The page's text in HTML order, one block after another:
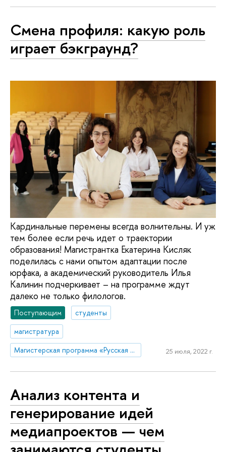
Смена профиля: какую роль
играет бэкграунд?
Кардинальные перемены всегда волнительны. И уж
тем более если речь идет о траектории
образования! Магистрантка Екатерина Кисляк
поделилась с нами опытом адаптации после
юрфака, а академический руководитель Илья
Калинин подчеркивает – на программе ждут
далеко не только филологов.
Поступающим
студенты
магистратура
Магистерская программа «Русская литература в кросс-культурной и интермедиальной перспективах»
25 июля, 2022 г.
Анализ контента и
генерирование идей
медиапроектов — чем